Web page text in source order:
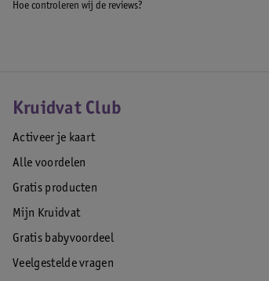
Hoe controleren wij de reviews?
Kruidvat Club
Activeer je kaart
Alle voordelen
Gratis producten
Mijn Kruidvat
Gratis babyvoordeel
Veelgestelde vragen